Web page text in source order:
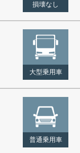
損壊なし
大型乗用車
普通乗用車